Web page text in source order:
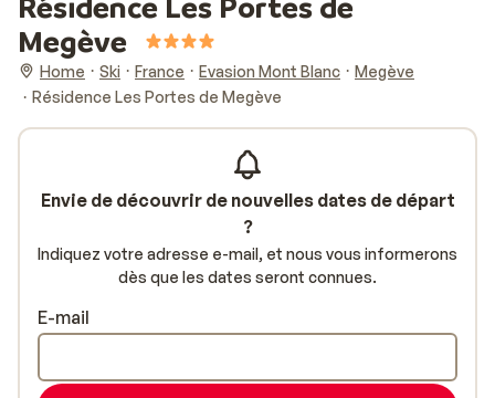
Megève
Home Ski France Evasion Mont Blanc
Megève
Résidence Les Portes de Megève
Envie de découvrir de nouvelles dates de départ
?
Indiquez votre adresse e-mail, et nous vous informerons
dès que les dates seront connues.
E-mail